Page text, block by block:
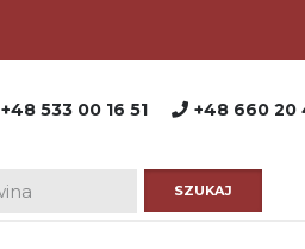
+48 533 00 16 51 +48 660 20